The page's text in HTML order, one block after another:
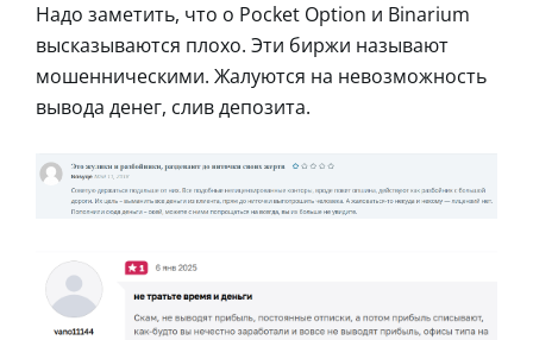
Надо заметить, что о Pocket Option и Binarium
высказываются плохо. Эти биржи называют
мошенническими. Жалуются на невозможность
вывода денег, слив депозита.